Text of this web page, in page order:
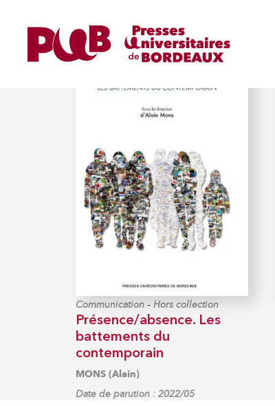
Communication- Hors collection
Présence/absence. Les
battements du
contemporain
MONS (Alain)
Date de parution : 2022/05